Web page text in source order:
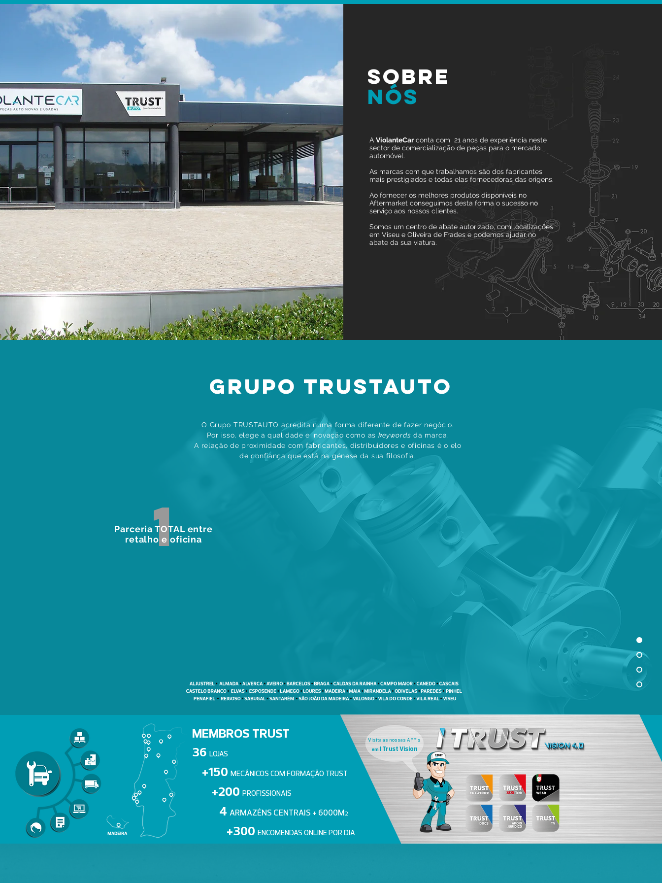
SOBRE
NÓS
A ViolanteCarconta com 21 anos de experiência neste
sector de comercialização de peças para o mercado
automóvel.
As marcas com que trabalhamos são dos fabricantes
mais prestigiados e todas elas fornecedoras das origens.
Ao fornecer os melhores produtos disponíveis no
Aftermarket conseguimos desta forma o sucesso no
serviço aos nossos clientes.
Somos um centro de abate autorizado, com localizações
em Viseu e Oliveira de Frades e podemos ajudar no
abate da sua viatura.
GRUPO TRUSTAUTO
O Grupo TRUSTAUTO acredita numa forma diferente de fazer negócio.
Por isso, elege a qualidade e inovação como as keywords da marca.
A relação de proximidade com fabricantes, distribuidores e oficinas é o elo
deconfiançaque está na génese da sua filosofia.
1
Parceria TOTAL entre
retalho e oficina
36 LOJAS
+150 MECÂNICOS COM FORMAÇÃO TRUST
+200 PROFISSIONAIS
4 ARMAZÉNS CENTRAIS + 6000M2
+300 ENCOMENDAS ONLINE POR DIA
MEMBROS TRUST
Visita as nossas APP´s
em I Trust Vision